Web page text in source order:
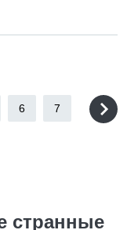
6 7
странные